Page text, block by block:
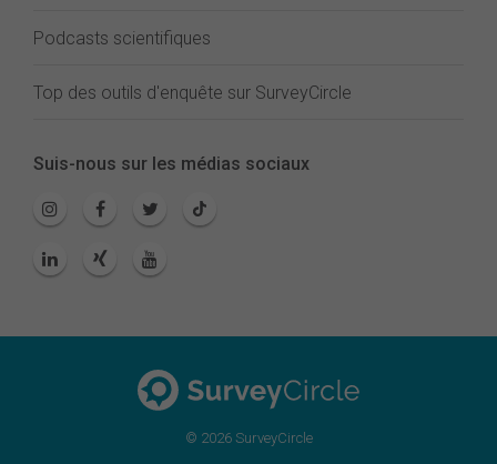
Podcasts scientifiques
Top des outils d'enquête sur SurveyCircle
Suis-nous sur les médias sociaux
© 2026 SurveyCircle